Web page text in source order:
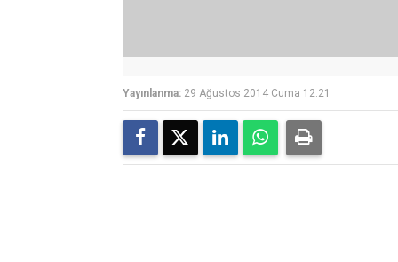
Yayınlanma: 29 Ağustos 2014 Cuma 12:21